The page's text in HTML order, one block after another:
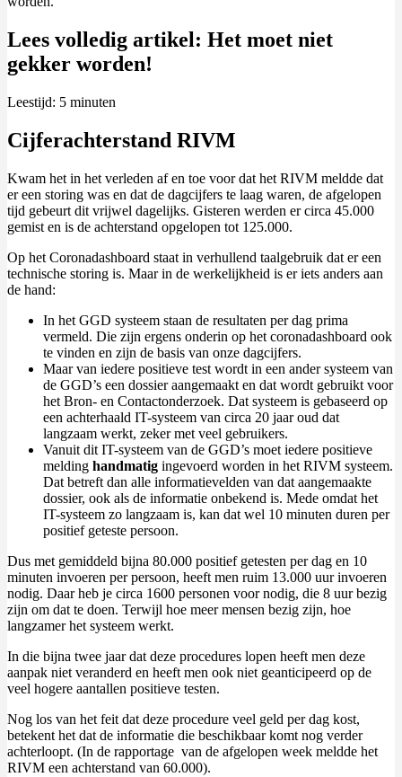
Lees volledig artikel: Het moet niet
gekker worden!
Leestijd: 5 minuten
Cijferachterstand RIVM
Kwam het in het verleden af en toe voor dat het RIVM meldde dat
er een storing was en dat de dagcijfers te laag waren, de afgelopen
tijd gebeurt dit vrijwel dagelijks. Gisteren werden er circa 45.000
gemist en is de achterstand opgelopen tot 125.000.
Op het Coronadashboard staat in verhullend taalgebruik dat er een
technische storing is. Maar in de werkelijkheid is er iets anders aan
de hand:
In het GGD systeem staan de resultaten per dag prima
vermeld. Die zijn ergens onderin op het coronadashboard ook
te vinden en zijn de basis van onze dagcijfers.
Maar van iedere positieve test wordt in een ander systeem van
de GGD’s een dossier aangemaakt en dat wordt gebruikt voor
het Bron- en Contactonderzoek. Dat systeem is gebaseerd op
een achterhaald IT-systeem van circa 20 jaar oud dat
langzaam werkt, zeker met veel gebruikers.
Vanuit dit IT-systeem van de GGD’s moet iedere positieve
melding handmatig ingevoerd worden in het RIVM systeem.
Dat betreft dan alle informatievelden van dat aangemaakte
dossier, ook als de informatie onbekend is. Mede omdat het
IT-systeem zo langzaam is, kan dat wel 10 minuten duren per
positief geteste persoon.
Dus met gemiddeld bijna 80.000 positief getesten per dag en 10
minuten invoeren per persoon, heeft men ruim 13.000 uur invoeren
nodig. Daar heb je circa 1600 personen voor nodig, die 8 uur bezig
zijn om dat te doen. Terwijl hoe meer mensen bezig zijn, hoe
langzamer het systeem werkt.
In die bijna twee jaar dat deze procedures lopen heeft men deze
aanpak niet veranderd en heeft men ook niet geanticipeerd op de
veel hogere aantallen positieve testen.
Nog los van het feit dat deze procedure veel geld per dag kost,
betekent het dat de informatie die beschikbaar komt nog verder
achterloopt. (In de rapportage van de afgelopen week meldde het
RIVM een achterstand van 60.000).